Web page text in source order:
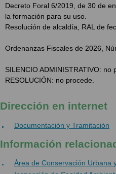
Decreto Foral 6/2019, de 30 de
la formación para su uso.
Resolución de alcaldía, RAL de
Ordenanzas Fiscales de 2026,
SILENCIO ADMINISTRATIVO: no
RESOLUCIÓN: no procede.
Dirección en internet
Documentación y Tramitación
Información
Área de Conservación Urbana